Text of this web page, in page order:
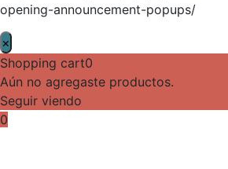
opening-announcement-popups/
×
Shopping cart0
Aún no agregaste productos.
Seguir viendo
0